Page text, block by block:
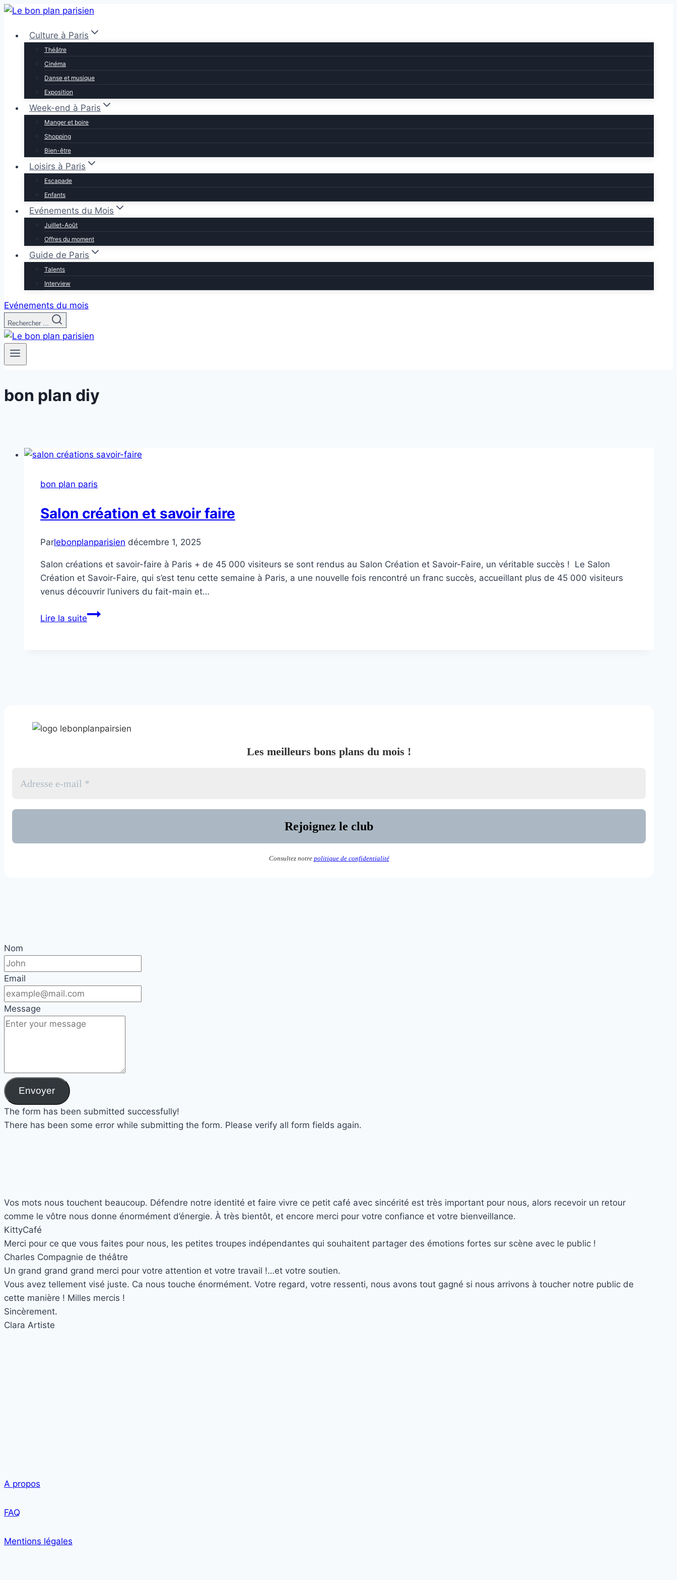
Aller
contenuCulture à Paris
Théâtre
Cinéma
Danse et musique
Exposition
Week-end à Paris
Manger et boire
Shopping
Bien-être
Loisirs à Paris
Escapade
Enfants
Evénements du Mois
Juillet-Août
Offres du moment
Guide de Paris
Talents
Interview
Evénements du mois
Rechercher ...
bon plan diy
bon plan paris
Salon création et savoir faire
Parlebonplanparisien décembre 1, 2025
Salon créations et savoir-faire à Paris + de 45 000 visiteurs se sont rendus au Salon Création et Savoir-Faire, un véritable succès ! Le Salon
Création et Savoir-Faire, qui s’est tenu cette semaine à Paris, a une nouvelle fois rencontré un franc succès, accueillant plus de 45 000 visiteurs
venus découvrir l’univers du fait-main et…
Lire la suiteSalon
Les meilleurs bons plans du mois !
Consultez notre politique de confidentialité
Nom
Email
Message
Envoyer
The form has been submitted successfully!
There has been some error while submitting the form. Please verify all form fields again.
Vos mots nous touchent beaucoup. Défendre notre identité et faire vivre ce petit café avec sincérité est très important pour nous, alors recevoir un retour
comme le vôtre nous donne énormément d’énergie. À très bientôt, et encore merci pour votre confiance et votre bienveillance.
KittyCafé
Merci pour ce que vous faites pour nous, les petites troupes indépendantes qui souhaitent partager des émotions fortes sur scène avec le public !
Charles Compagnie de théâtre
Un grand grand grand merci pour votre attention et votre travail !…et votre soutien.
Vous avez tellement visé juste. Ca nous touche énormément. Votre regard, votre ressenti, nous avons tout gagné si nous arrivons à toucher notre public de
cette manière ! Milles mercis !
Sincèrement.
Clara Artiste
A propos
FAQ
Mentions légales